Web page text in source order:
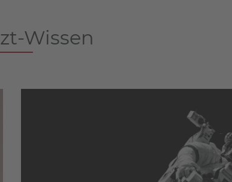
Wissen